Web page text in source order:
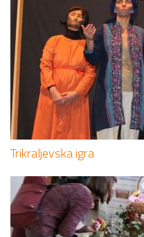
Trikraljevska igra